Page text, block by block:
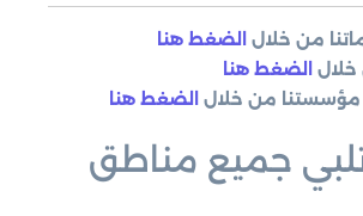
من خلال الضغط هنا
خلال
الضغط هنا
مؤسستنا من خلال
الضغط هنا
تلبي جميع مناطق